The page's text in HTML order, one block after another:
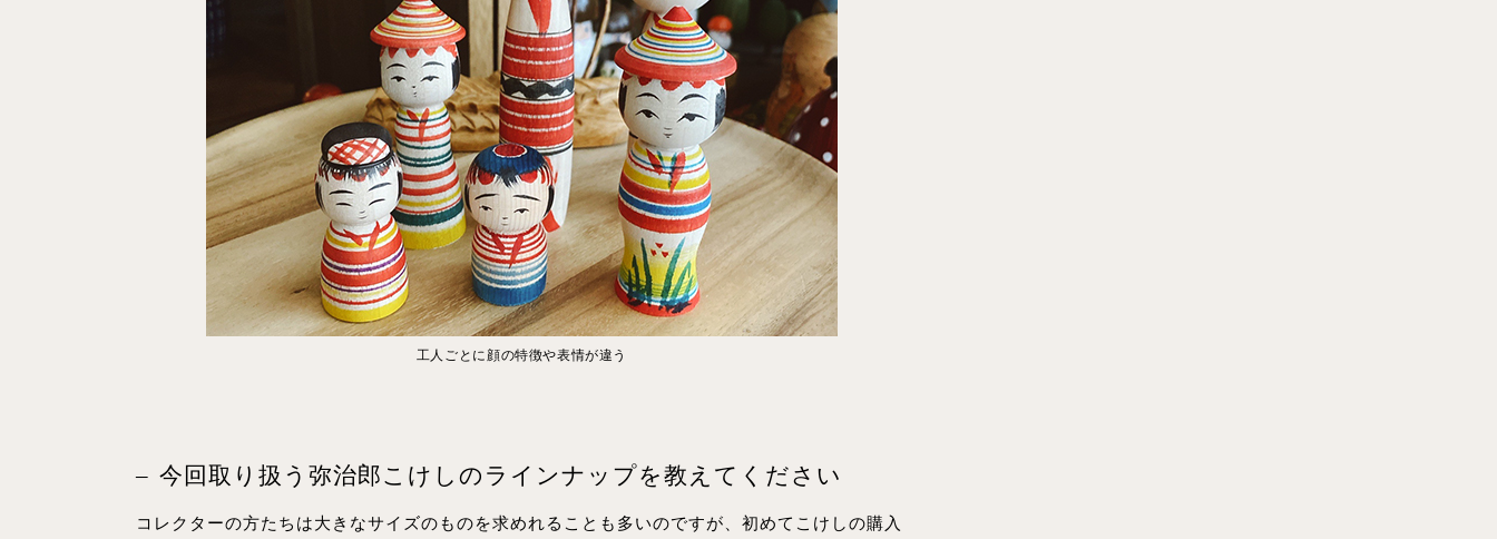
工人ごとに顔の特徴や表情が違う
今回取り扱う弥治郎こけしのラインナップを教えてください
コレクターの方たちは大きなサイズのものを求めれることも多いのですが、初めてこけしの購入